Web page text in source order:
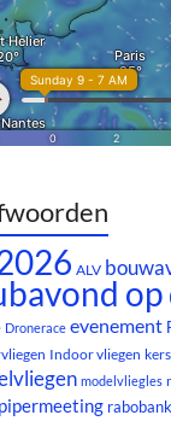
ALV
op
Dronerace evenement
Indoor vliegen
modelvliegles
rabobank